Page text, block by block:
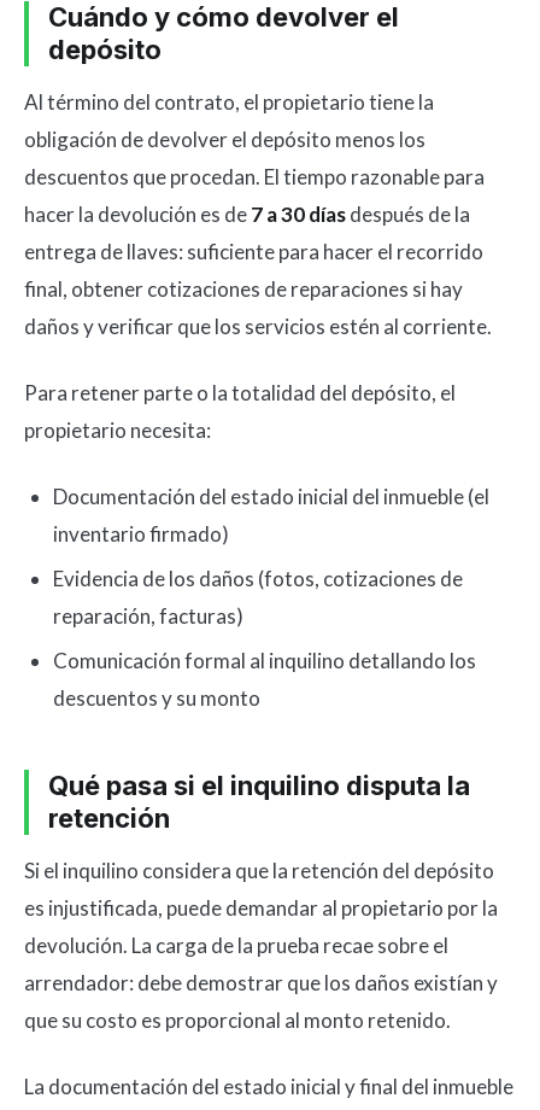
Cuándo y cómo devolver el
depósito
Al término del contrato, el propietario tiene la
obligación de devolver el depósito menos los
descuentos que procedan. El tiempo razonable para
hacer la devolución es de7 a 30 díasdespués de la
entrega de llaves: suficiente para hacer el recorrido
final, obtener cotizaciones de reparaciones si hay
daños y verificar que los servicios estén al corriente.
Para retener parte o la totalidad del depósito, el
propietario necesita:
Documentación del estado inicial del inmueble (el
inventario firmado)
Evidencia de los daños (fotos, cotizaciones de
reparación, facturas)
Comunicación formal al inquilino detallando los
descuentos y su monto
Qué pasa si el inquilino disputa la
retención
Si el inquilino considera que la retención del depósito
es injustificada, puede demandar al propietario por la
devolución. La carga de la prueba recae sobre el
arrendador: debe demostrar que los daños existían y
que su costo es proporcional al monto retenido.
La documentación del estado inicial y final del inmueble